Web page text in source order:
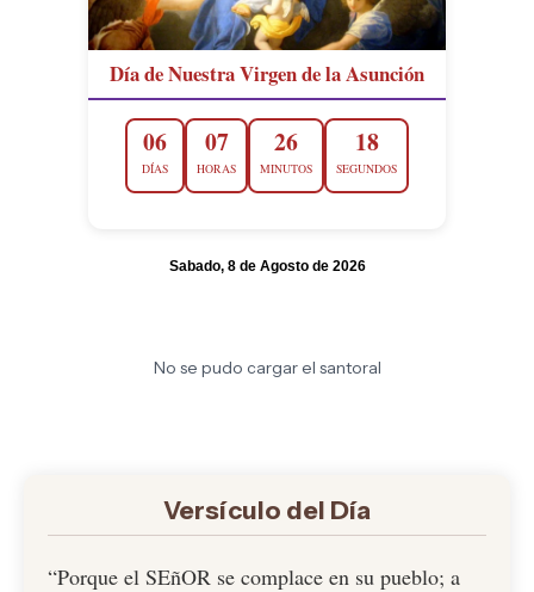
Día de Nuestra Virgen de la Asunción
06
DÍAS
07
HORAS
26
MINUTOS
17
SEGUNDOS
Sabado, 8 de Agosto de 2026
No se pudo cargar el santoral
Versículo del Día
“Porque el SEñOR se complace en su pueblo; a